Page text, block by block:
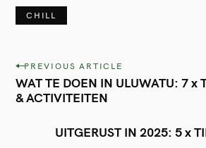
CHILL
P
o
PREVIOUS ARTICLE
WAT TE DOEN IN ULUWATU: 7 x
& ACTIVITEITEN
UITGERUST IN 2025: 5 x